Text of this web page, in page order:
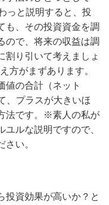
っと説明すると、投
も、その投資資金を調
ので、将来の収益は調
割り引いて考えましょ
方がまずあります。
値の合計（ネット
、プラスが大きいほ
法です。※素人の私が
ルな説明ですので、
い。
投資効果が高いか？と